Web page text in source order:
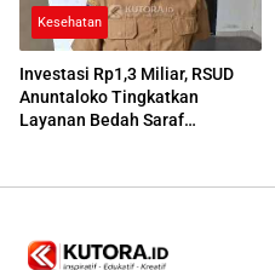
Kesehatan
Investasi Rp1,3 Miliar, RSUD
Anuntaloko Tingkatkan
Layanan Bedah Saraf